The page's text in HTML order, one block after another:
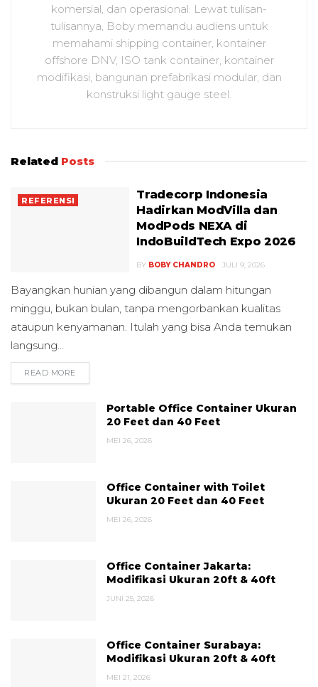
komersial, dan operasional. Lewat tulisan-
tulisannya, Boby memandu audiens untuk
memahami shipping container, kontainer
offshore DNV, ISO tank container, kontainer
modifikasi, bangunan prefabrikasi modular, dan
konstruksi light gauge steel.
Related Posts
REFERENSI
Tradecorp Indonesia
Hadirkan ModVilla dan
ModPods NEXA di
IndoBuildTech Expo 2026
BY BOBY CHANDRO JULI 9, 2026
Bayangkan hunian yang dibangun dalam hitungan
minggu, bukan bulan, tanpa mengorbankan kualitas
ataupun kenyamanan. Itulah yang bisa Anda temukan
langsung...
READ MORE
Portable Office Container Ukuran
20 Feet dan 40 Feet
MEI 26, 2026
Office Container with Toilet
Ukuran 20 Feet dan 40 Feet
MEI 26, 2026
Office Container Jakarta:
Modifikasi Ukuran 20ft & 40ft
JUNI 25, 2026
Office Container Surabaya:
Modifikasi Ukuran 20ft & 40ft
MEI 21, 2026